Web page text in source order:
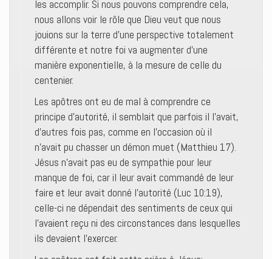
les accomplir. Si nous pouvons comprendre cela,
nous allons voir le rôle que Dieu veut que nous
jouions sur la terre d’une perspective totalement
différente et notre foi va augmenter d’une
manière exponentielle, à la mesure de celle du
centenier.
Les apôtres ont eu de mal à comprendre ce
principe d’autorité, il semblait que parfois il l’avait,
d’autres fois pas, comme en l’occasion où il
n’avait pu chasser un démon muet (Matthieu 17).
Jésus n’avait pas eu de sympathie pour leur
manque de foi, car il leur avait commandé de leur
faire et leur avait donné l’autorité (Luc 10:19),
celle-ci ne dépendait des sentiments de ceux qui
l’avaient reçu ni des circonstances dans lesquelles
ils devaient l’exercer.